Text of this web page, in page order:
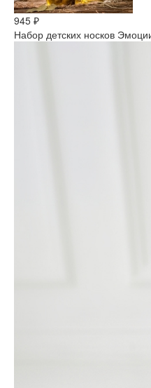
945 ₽
Набор детских носков